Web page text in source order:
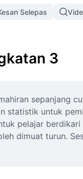
Selepas
3
sepanjang
statistik untuk
pelajar
dimuat turun.